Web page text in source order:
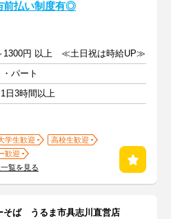
前払い制度有◎
1300円 以上 ≪土日祝は時給UP≫
パート
日3時間以上
学生歓迎
高校生歓迎
歓迎
覧を見る
ば うるま市具志川直営店